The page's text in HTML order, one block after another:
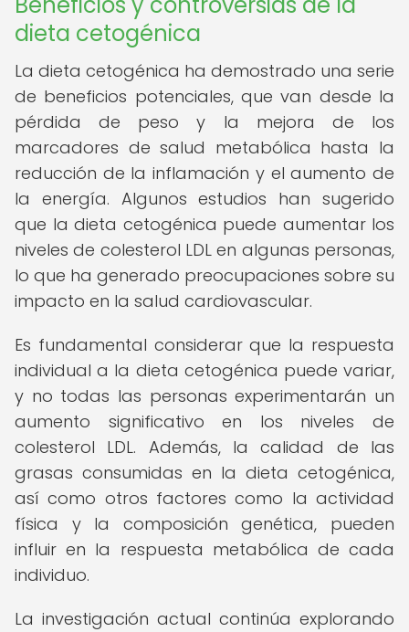
dieta cetogénica
La dieta cetogénica ha demostrado una serie
de beneficios potenciales, que van desde la
pérdida de peso y la mejora de los
marcadores de salud metabólica hasta la
reducción de la inflamación y el aumento de
la energía. Algunos estudios han sugerido
que la dieta cetogénica puede aumentar los
niveles de colesterol LDL en algunas personas,
lo que ha generado preocupaciones sobre su
impacto en la salud cardiovascular.
Es fundamental considerar que la respuesta
individual a la dieta cetogénica puede variar,
y no todas las personas experimentarán un
aumento significativo en los niveles de
colesterol LDL. Además, la calidad de las
grasas consumidas en la dieta cetogénica,
así como otros factores como la actividad
física y la composición genética, pueden
influir en la respuesta metabólica de cada
individuo.
La investigación actual continúa explorando